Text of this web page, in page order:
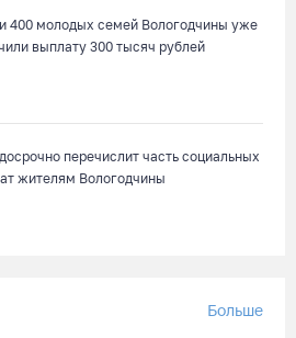
400 молодых семей Вологодчины уже
выплату 300 тысяч рублей
перечислит часть социальных
жителям Вологодчины
Больше